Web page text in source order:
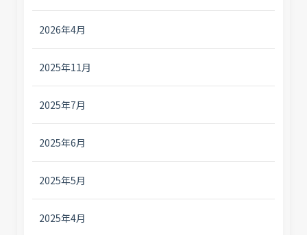
2026年4月
2025年11月
2025年7月
2025年6月
2025年5月
2025年4月